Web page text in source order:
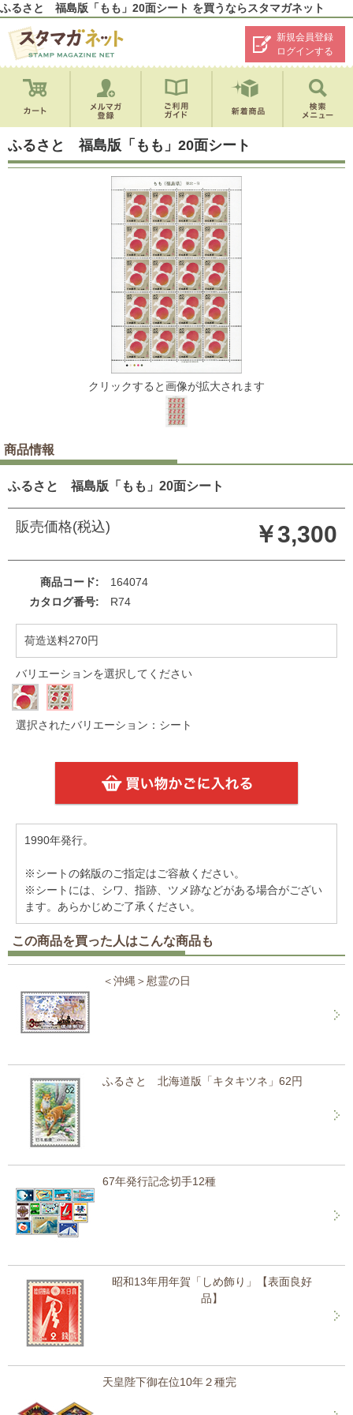
ふるさと 福島版「もも」20面シート を買うならスタマガネット
新規会員登録
ログインする
ふるさと 福島版「もも」20面シート
クリックすると画像が拡大されます
商品情報
ふるさと 福島版「もも」20面シート
販売価格(税込) ￥3,300
商品コード
164074
カタログ番号
R74
荷造送料270円
バリエーションを選択してください
選択されたバリエーション：シート
1990年発行。
※シートの銘版のご指定はご容赦ください。
※シートには、シワ、指跡、ツメ跡などがある場合がござい
ます。あらかじめご了承ください。
この商品を買った人はこんな商品も
＜沖縄＞慰霊の日
ふるさと 北海道版「キタキツネ」62円
67年発行記念切手12種
昭和13年用年賀「しめ飾り」【表面良好
品】
天皇陛下御在位10年２種完